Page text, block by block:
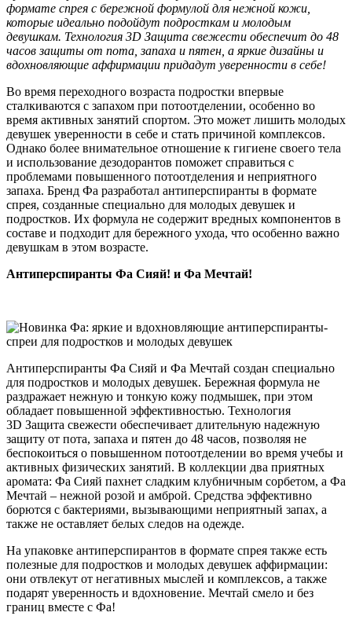
формате спрея с бережной формулой для нежной кожи,
которые идеально подойдут подросткам и молодым
девушкам. Технология 3D Защита свежести обеспечит до 48
часов защиты от пота, запаха и пятен, а яркие дизайны и
вдохновляющие аффирмации придадут уверенности в себе!
Во время переходного возраста подростки впервые
сталкиваются с запахом при потоотделении, особенно во
время активных занятий спортом. Это может лишить молодых
девушек уверенности в себе и стать причиной комплексов.
Однако более внимательное отношение к гигиене своего тела
и использование дезодорантов поможет справиться с
проблемами повышенного потоотделения и неприятного
запаха. Бренд Фа разработал антиперспиранты в формате
спрея, созданные специально для молодых девушек и
подростков. Их формула не содержит вредных компонентов в
составе и подходит для бережного ухода, что особенно важно
девушкам в этом возрасте.
Антиперспиранты Фа Сияй! и Фа Мечтай!
Антиперспиранты Фа Сияй и Фа Мечтай создан специально
для подростков и молодых девушек. Бережная формула не
раздражает нежную и тонкую кожу подмышек, при этом
обладает повышенной эффективностью. Технология
3D Защита свежести обеспечивает длительную надежную
защиту от пота, запаха и пятен до 48 часов, позволяя не
беспокоиться о повышенном потоотделении во время учебы и
активных физических занятий. В коллекции два приятных
аромата: Фа Сияй пахнет сладким клубничным сорбетом, а Фа
Мечтай – нежной розой и амброй. Средства эффективно
борются с бактериями, вызывающими неприятный запах, а
также не оставляет белых следов на одежде.
На упаковке антиперспирантов в формате спрея также есть
полезные для подростков и молодых девушек аффирмации:
они отвлекут от негативных мыслей и комплексов, а также
подарят уверенность и вдохновение. Мечтай смело и без
границ вместе с Фа!